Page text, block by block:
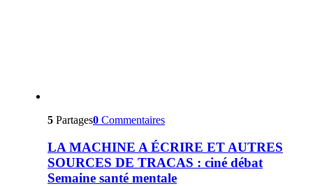
5 Partages0 Commentaires
LA MACHINE A ÉCRIRE ET AUTRES
SOURCES DE TRACAS : ciné débat
Semaine santé mentale